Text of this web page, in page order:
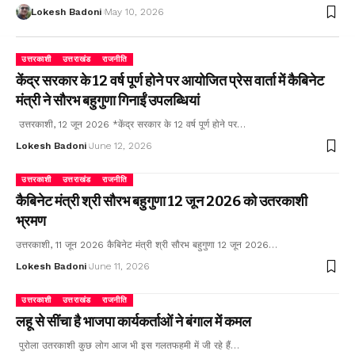
Lokesh Badoni May 10, 2026
उत्तरकाशी उत्तराखंड राजनीति
केंद्र सरकार के 12 वर्ष पूर्ण होने पर आयोजित प्रेस वार्ता में कैबिनेट
मंत्री ने सौरभ बहुगुणा गिनाईं उपलब्धियां
उत्तरकाशी, 12 जून 2026 *केंद्र सरकार के 12 वर्ष पूर्ण होने पर…
Lokesh Badoni June 12, 2026
उत्तरकाशी उत्तराखंड राजनीति
कैबिनेट मंत्री श्री सौरभ बहुगुणा 12 जून 2026 को उतरकाशी
भ्रमण
उत्तरकाशी, 11 जून 2026 कैबिनेट मंत्री श्री सौरभ बहुगुणा 12 जून 2026…
Lokesh Badoni June 11, 2026
उत्तरकाशी उत्तराखंड राजनीति
लहू से सींचा है भाजपा कार्यकर्ताओं ने बंगाल में कमल
पुरोला उतरकाशी कुछ लोग आज भी इस गलतफहमी में जी रहे हैं…